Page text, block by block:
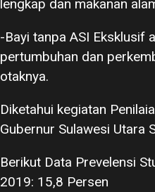
lengkap dan makanan
-Bayi tanpa ASI Eksklusif
pertumbuhan dan
otaknya.
Diketahui kegiatan
Gubernur Sulawesi Utara
Berikut Data Prevelensi
2019: 15,8 Persen